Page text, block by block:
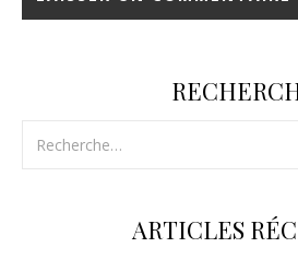
ARTICLES